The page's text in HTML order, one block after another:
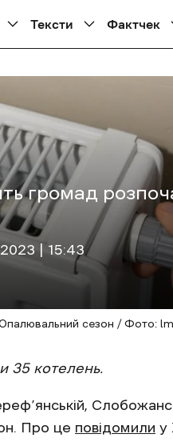
Тексти Фактчек
громад
| 15:43
сезон / Фото:
35 котелень.
Про це повідомили у